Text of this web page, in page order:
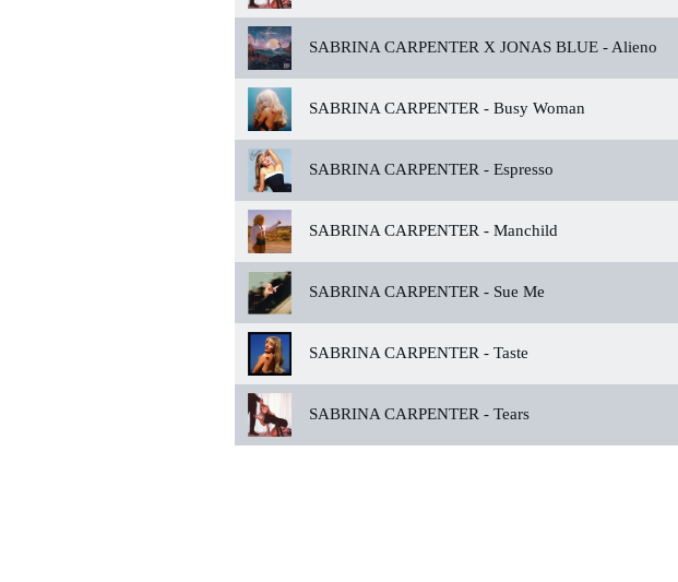
SABRINA CARPENTER X JONAS BLUE - Alieno
SABRINA CARPENTER - Busy Woman
SABRINA CARPENTER - Espresso
SABRINA CARPENTER - Manchild
SABRINA CARPENTER - Sue Me
SABRINA CARPENTER - Taste
SABRINA CARPENTER - Tears